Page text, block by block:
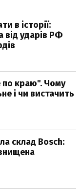
в історії:
від ударів РФ
краю". Чому
і чи вистачить
склад Bosch: